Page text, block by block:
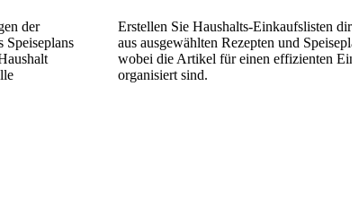
der
Speiseplans
Erstellen Sie Haushalts-Einkaufslisten
aus ausgewählten Rezepten und
wobei die Artikel für einen effizienten
organisiert sind.